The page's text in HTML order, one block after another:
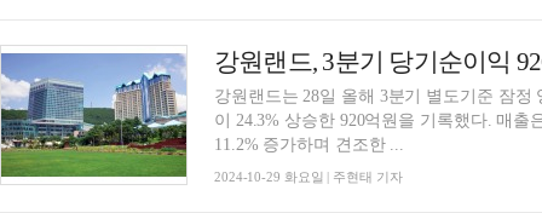
강원랜드, 3분기 당기순이익
강원랜드는 28일 올해 3분기 별도기준 잠
이 24.3% 상승한 920억원을 기록했다. 매출은 3755억원으로 전년동기 대비 0.6%, 전분기 대비
11.2% 증가하며 견조한 ...
2024-10-29 화요일 | 주현태 기자